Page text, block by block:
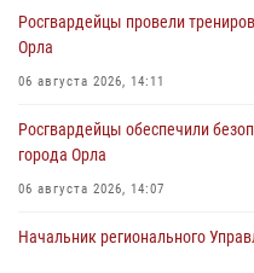
Росгвардейцы провели
Орла
06 августа 2026, 14:11
Росгвардейцы обеспечили
города Орла
06 августа 2026, 14:07
Начальник регионального